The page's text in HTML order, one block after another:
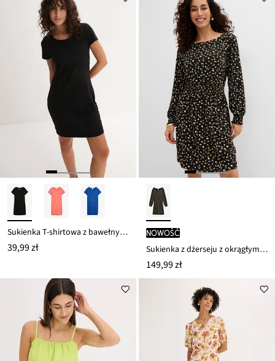
Sukienka T-shirtowa z bawełny organicznej ze stretchem
39,99 zł
nowość
Sukienka z dżerseju z okrągłym dekoltem
149,99 zł